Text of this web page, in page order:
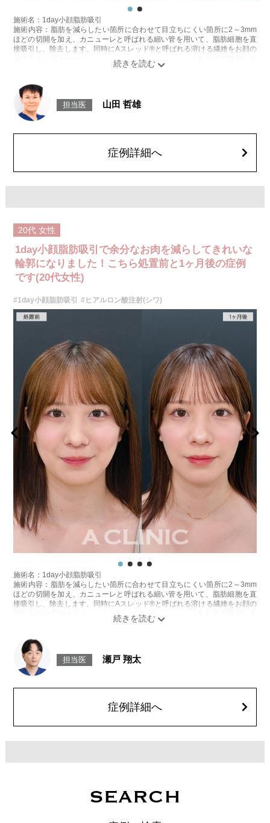
施術名：1day小顔脂肪吸引
施術内容：脂肪を減らしたい箇所に合わせて目立ちにくい箇所に2～3mm
ほどの切開を加え、カニューレと呼ばれる細い管を用いて、脂肪細胞を直
接吸引し、除去します。同時にAスレッド®と呼ばれる溶ける繊維をお顔の
目立たない部分から皮下へ挿入し、皮膚を内側から引き上げて固定しま
リスク、副作用：赤み、熱感、痛み、しびれ、むくみ、内出血、引き攣れ
感などが術後一時的に生じることがございます。また、稀に貧血、細菌感
染症、左右差、施術箇所の知覚鈍麻、ぼこつき、硬結、瘢痕化、色素沈
着、脂肪塞栓、皮膚のよれ、繊維の突出などを生じることがございます。
顔の脂肪吸引箇所の追加 1ヶ所ごと+162,800円(税込)
オプション：笑気麻酔 3,300円(税込)
施術内容：あごの形やバランスを整えるために、ヒアルロン酸を皮下に注
入する施術です。あご先にボリュームを加えることで、輪郭にメリハリを
施術時間：約10分程
リスク、副作用：施術後に腫れ、赤み、内出血、痛み、突っ張り感などが
生じることがありますが、通常は数日〜1週間程度で徐々に軽快します。ま
た、稀にアレルギー反応、細菌感染、血管閉塞、しこり（硬化）や小さな
結節が生じる可能性があります。施術後1〜2週間程度は、注入部位を強く
押したりマッサージしたりすることはお控えください。
費用：
レスチレンリフト※横浜院限定 76,800円(税込)
ジュビダームビスタウルトラXC 109,800円(税込)
クレヴィエルコントア 109,800円(税込)
オプション：表面麻酔 3,300円(税込) 笑気麻酔 3,300円(税込)
担当医 山田 哲雄
症例詳細へ
20代 女性
1day小顔脂肪吸引で余分なお肉を減らしてきれいな
輪郭になりました！こちら処置前と1ヶ月後の症例
です(20代女性)
#1day小顔脂肪吸引 #ヒアルロン酸注射(シワ)
施術名：1day小顔脂肪吸引
施術内容：脂肪を減らしたい箇所に合わせて目立ちにくい箇所に2～3mm
ほどの切開を加え、カニューレと呼ばれる細い管を用いて、脂肪細胞を直
接吸引し、除去します。同時にAスレッド®と呼ばれる溶ける繊維をお顔の
目立たない部分から皮下へ挿入し、皮膚を内側から引き上げて固定しま
リスク、副作用：赤み、熱感、痛み、しびれ、むくみ、内出血、引き攣れ
感などが術後一時的に生じることがございます。また、稀に貧血、細菌感
染症、左右差、施術箇所の知覚鈍麻、ぼこつき、硬結、瘢痕化、色素沈
着、脂肪塞栓、皮膚のよれ、繊維の突出などを生じることがございます。
顔の脂肪吸引箇所の追加 1ヶ所ごと+162,800円(税込)
オプション：笑気麻酔 3,300円(税込)
ン酸を皮下に注入することで、皮膚の内側からふくらみを持たせてしわを
リスク、副作用：腫れ、赤み、内出血、痛み、突っ張り感などが生じるこ
担当医 瀬戸 翔太
症例詳細へ
SEARCH